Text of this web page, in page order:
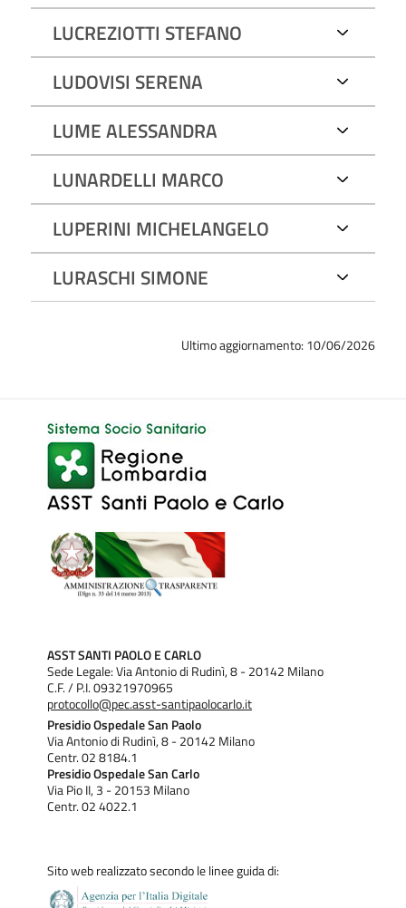
LUCREZIOTTI STEFANO
LUDOVISI SERENA
LUME ALESSANDRA
LUNARDELLI MARCO
LUPERINI MICHELANGELO
LURASCHI SIMONE
Ultimo aggiornamento: 10/06/2026
ASST SANTI PAOLO E CARLO
Sede Legale: Via Antonio di Rudinì, 8 - 20142 Milano
C.F. / P.I. 09321970965
protocollo@pec.asst-santipaolocarlo.it
Presidio Ospedale San Paolo
Via Antonio di Rudinì, 8 - 20142 Milano
Centr. 02 8184.1
Presidio Ospedale San Carlo
Via Pio II, 3 - 20153 Milano
Centr. 02 4022.1
Sito web realizzato secondo le linee guida di: